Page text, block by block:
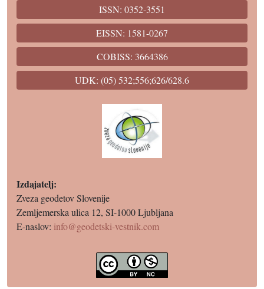
ISSN: 0352-3551
EISSN: 1581-0267
COBISS: 3664386
UDK: (05) 532;556;626/628.6
Izdajatelj:
Zveza geodetov Slovenije
Zemljemerska ulica 12, SI-1000 Ljubljana
E-naslov: info@geodetski-vestnik.com